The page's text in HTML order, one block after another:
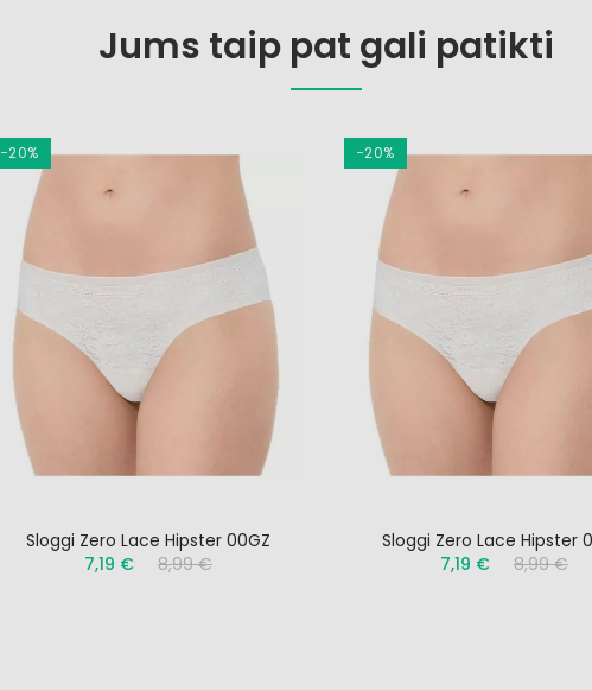
Jums taip pat gali patikti
−20%
Sloggi Zero Lace Hipster 00GZ
7,19 €
8,99 €
−20%
Sloggi Zero Lace Hipster
7,19 €
8,99 €